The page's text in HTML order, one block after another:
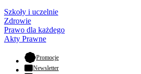
Szkoły i uczelnie
Zdrowie
Prawo dla każdego
Akty Prawne
Promocje- otwiera się w nowej karcie
Newsletter